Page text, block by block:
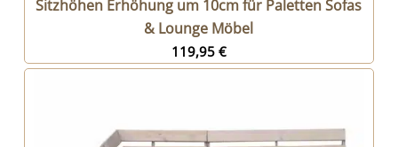
Sitzhöhen Erhöhung um 10cm für Paletten Sofas
& Lounge Möbel
119,95 €